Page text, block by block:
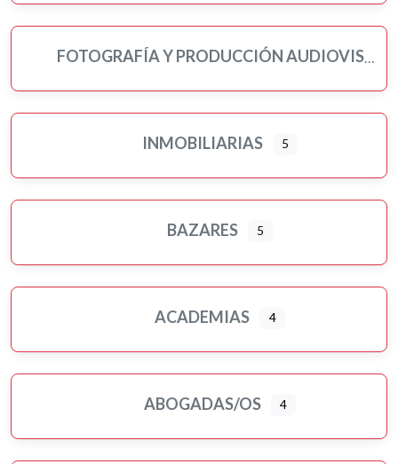
FOTOGRAFÍA Y PRODUCCIÓN AUDIOVISUAL
INMOBILIARIAS 5
BAZARES 5
ACADEMIAS 4
ABOGADAS/OS 4